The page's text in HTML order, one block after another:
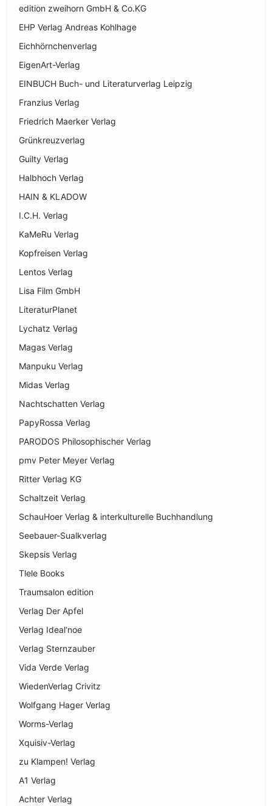
edition zweihorn GmbH & Co.KG
EHP Verlag Andreas Kohlhage
Eichhörnchenverlag
EigenArt-Verlag
EINBUCH Buch- und Literaturverlag Leipzig
Franzius Verlag
Friedrich Maerker Verlag
Grünkreuzverlag
Guilty Verlag
Halbhoch Verlag
HAIN & KLADOW
I.C.H. Verlag
KaMeRu Verlag
Kopfreisen Verlag
Lentos Verlag
Lisa Film GmbH
LiteraturPlanet
Lychatz Verlag
Magas Verlag
Manpuku Verlag
Midas Verlag
Nachtschatten Verlag
PapyRossa Verlag
PARODOS Philosophischer Verlag
pmv Peter Meyer Verlag
Ritter Verlag KG
Schaltzeit Verlag
SchauHoer Verlag & interkulturelle Buchhandlung
Seebauer-Sualkverlag
Skepsis Verlag
Tlele Books
Traumsalon edition
Verlag Der Apfel
Verlag Ideal‘noe
Verlag Sternzauber
Vida Verde Verlag
WiedenVerlag Crivitz
Wolfgang Hager Verlag
Worms-Verlag
Xquisiv-Verlag
zu Klampen! Verlag
A1 Verlag
Achter Verlag